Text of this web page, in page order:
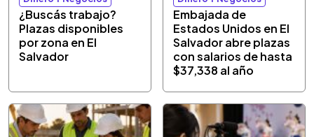
¿Buscás trabajo?
Plazas disponibles
por zona en El
Salvador
Embajada de
Estados Unidos en El
Salvador abre plazas
con salarios de hasta
$37,338 al año